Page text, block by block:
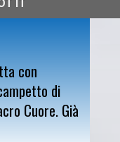
con
di
Cuore. Già
IT